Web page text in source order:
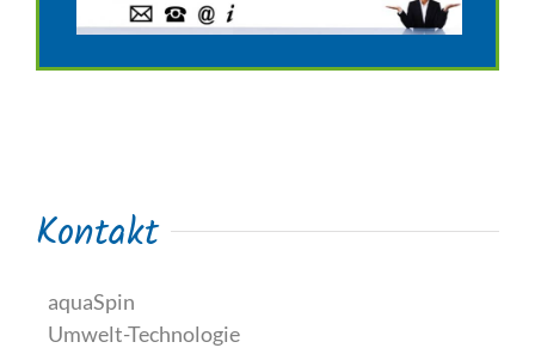
Kontakt
aquaSpin
Umwelt-Technologie